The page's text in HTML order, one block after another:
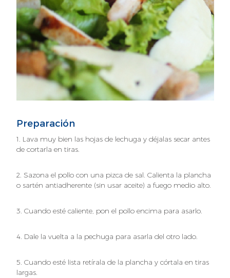
Preparación
1. Lava muy bien las hojas de lechuga y déjalas secar antes
de cortarla en tiras.
2. Sazona el pollo con una pizca de sal. Calienta la plancha
o sartén antiadherente (sin usar aceite) a fuego medio alto.
3. Cuando esté caliente, pon el pollo encima para asarlo.
4. Dale la vuelta a la pechuga para asarla del otro lado.
5. Cuando esté lista retírala de la plancha y córtala en tiras
largas.